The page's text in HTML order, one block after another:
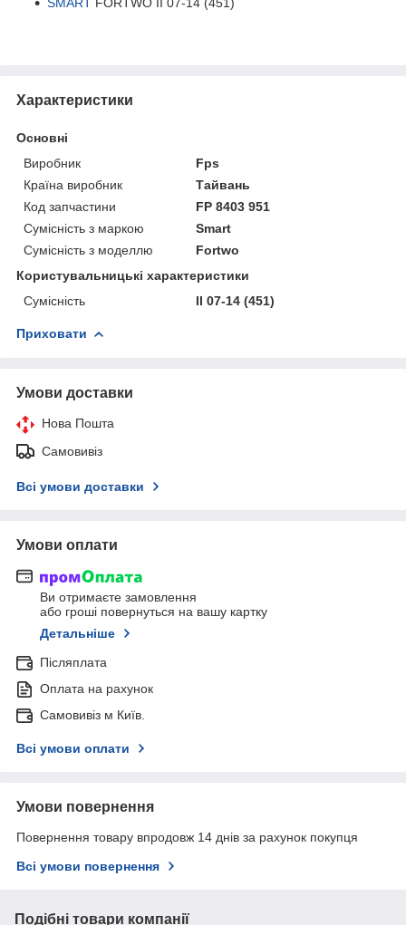
Характеристики
Основні
Виробник
Fps
Країна виробник
Тайвань
Код запчастини
FP 8403 951
Сумісність з маркою
Smart
Сумісність з моделлю
Fortwo
Користувальницькі характеристики
Сумісність
II 07-14 (451)
Приховати
Умови доставки
Нова Пошта
Самовивіз
Всі умови доставки
Умови оплати
Ви отримаєте замовлення
або гроші повернуться на вашу картку
Детальніше
Післяплата
Оплата на рахунок
Самовивіз м Київ.
Всі умови оплати
Умови повернення
Повернення товару впродовж 14 днів за рахунок покупця
Всі умови повернення
Подібні товари компанії